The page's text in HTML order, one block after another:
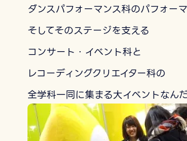
ダンスパフォーマンス科のパフォーマ
そしてそのステージを支える
コンサート・イベント科と
レコーディングクリエイター科の
全学科一同に集まる大イベントなんだ